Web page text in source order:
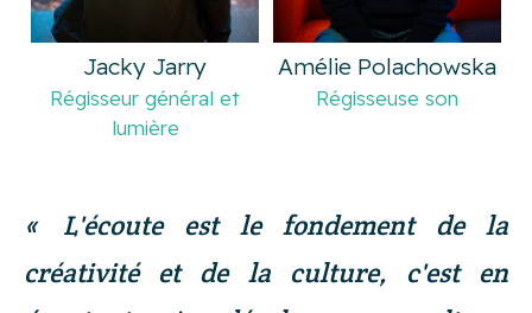
Jacky Jarry
Régisseur général et
lumière
Amélie Polachowska
Régisseuse son
L'écoute est le fondement de la
créativité et de la culture, c'est en